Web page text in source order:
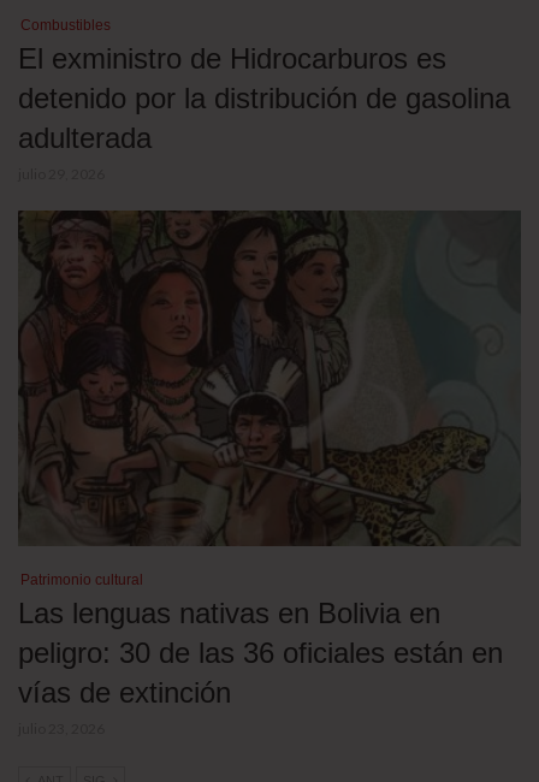
Combustibles
El exministro de Hidrocarburos es
detenido por la distribución de gasolina
adulterada
Patrimonio cultural
Las lenguas nativas en Bolivia en
peligro: 30 de las 36 oficiales están en
vías de extinción